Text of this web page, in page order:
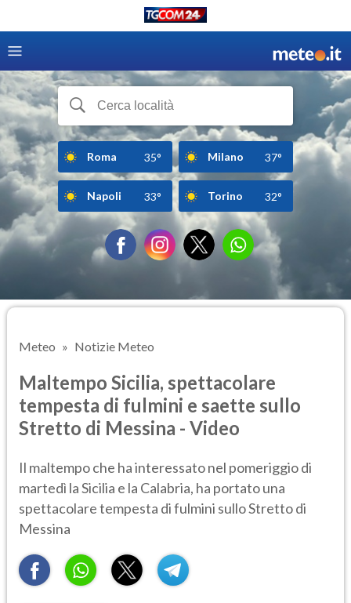
Roma 35° Milano 37°
Napoli 33° Torino 32°
Meteo Notizie Meteo
Maltempo Sicilia, spettacolare
tempesta di fulmini e saette sullo
Stretto di Messina - Video
Il maltempo che ha interessato nel pomeriggio di
martedì la Sicilia e la Calabria, ha portato una
spettacolare tempesta di fulmini sullo Stretto di
Messina